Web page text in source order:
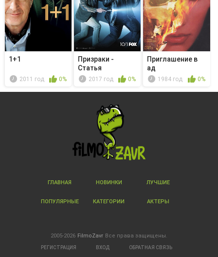
1+1
2011 год 0%
Призраки -
Статья
2017 год 0%
Приглашение в
ад
1984 год 0%
ГЛАВНАЯ НОВИНКИ ЛУЧШИЕ
ПОПУЛЯРНЫЕ КАТЕГОРИИ АКТЕРЫ
2005-2026 FilmoZavr Все права защищены.
РЕГИСТРАЦИЯ ВХОД ОБРАТНАЯ СВЯЗЬ